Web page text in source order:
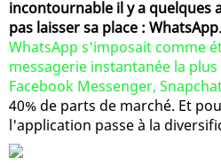
incontournable il y a quelques
pas laisser sa place : WhatsApp
WhatsApp s'imposait comme
messagerie instantanée la
Facebook Messenger,
40% de parts de marché. Et
l'application passe à la